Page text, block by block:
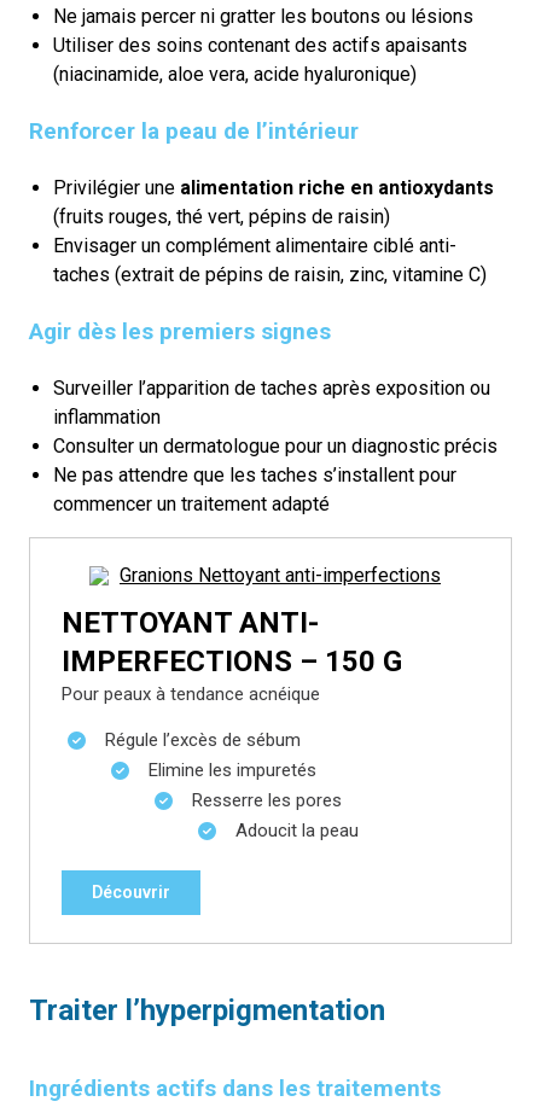
Ne jamais percer ni gratter les boutons ou lésions
Utiliser des soins contenant des actifs apaisants
(niacinamide, aloe vera, acide hyaluronique)
Renforcer la peau de l’intérieur
Privilégier une alimentation riche en antioxydants
(fruits rouges, thé vert, pépins de raisin)
Envisager un complément alimentaire ciblé anti-
taches (extrait de pépins de raisin, zinc, vitamine C)
Agir dès les premiers signes
Surveiller l’apparition de taches après exposition ou
inflammation
Consulter un dermatologue pour un diagnostic précis
Ne pas attendre que les taches s’installent pour
commencer un traitement adapté
NETTOYANT ANTI-
IMPERFECTIONS – 150 G
Pour peaux à tendance acnéique
Régule l’excès de sébum
Elimine les impuretés
Resserre les pores
Adoucit la peau
Découvrir
Traiter l’hyperpigmentation
Ingrédients actifs dans les traitements